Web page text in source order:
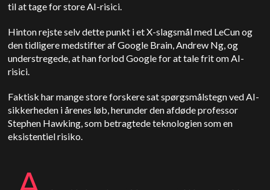
til at tage for store AI-risici.
Hinton rejste selv dette punkt i et X-slagsmål med LeCun og
den tidligere medstifter af Google Brain, Andrew Ng, og
understregede, at han forlod Google for at tale frit om AI-
risici.
Faktisk har mange store forskere sat spørgsmålstegn ved AI-
sikkerheden i årenes løb, herunder den afdøde professor
Stephen Hawking, som betragtede teknologien som en
eksistentiel risiko.